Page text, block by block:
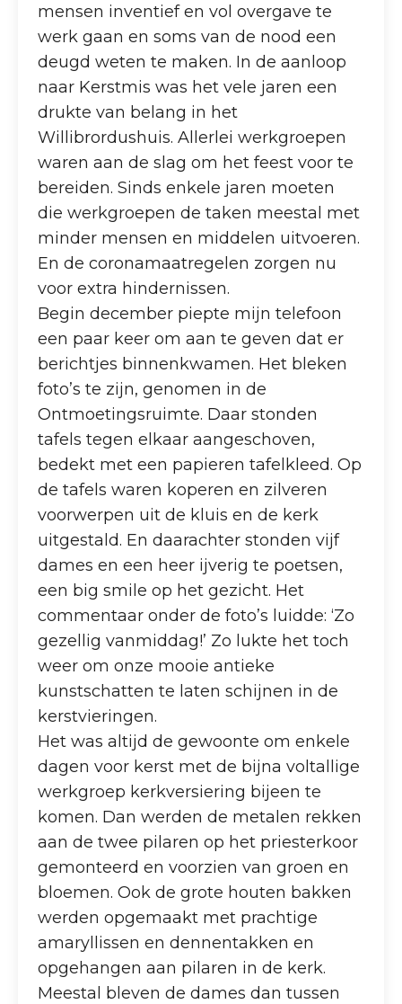
mensen inventief en vol overgave te
werk gaan en soms van de nood een
deugd weten te maken. In de aanloop
naar Kerstmis was het vele jaren een
drukte van belang in het
Willibrordushuis. Allerlei werkgroepen
waren aan de slag om het feest voor te
bereiden. Sinds enkele jaren moeten
die werkgroepen de taken meestal met
minder mensen en middelen uitvoeren.
En de coronamaatregelen zorgen nu
voor extra hindernissen.
Begin december piepte mijn telefoon
een paar keer om aan te geven dat er
berichtjes binnenkwamen. Het bleken
foto’s te zijn, genomen in de
Ontmoetingsruimte. Daar stonden
tafels tegen elkaar aangeschoven,
bedekt met een papieren tafelkleed. Op
de tafels waren koperen en zilveren
voorwerpen uit de kluis en de kerk
uitgestald. En daarachter stonden vijf
dames en een heer ijverig te poetsen,
een big smile op het gezicht. Het
commentaar onder de foto’s luidde: ‘Zo
gezellig vanmiddag!’ Zo lukte het toch
weer om onze mooie antieke
kunstschatten te laten schijnen in de
kerstvieringen.
Het was altijd de gewoonte om enkele
dagen voor kerst met de bijna voltallige
werkgroep kerkversiering bijeen te
komen. Dan werden de metalen rekken
aan de twee pilaren op het priesterkoor
gemonteerd en voorzien van groen en
bloemen. Ook de grote houten bakken
werden opgemaakt met prachtige
amaryllissen en dennentakken en
opgehangen aan pilaren in de kerk.
Meestal bleven de dames dan tussen